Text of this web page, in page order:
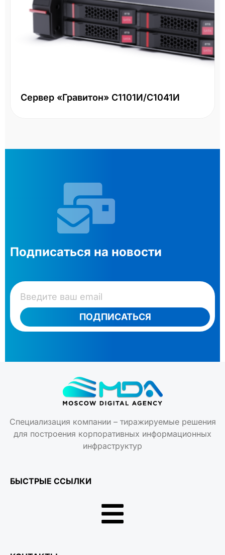
Сервер «Гравитон» С1101И/С1041И
Подписаться на новости
ПОДПИСАТЬСЯ
Специализация компании – тиражируемые решения
для построения корпоративных информационных
инфраструктур
БЫСТРЫЕ ССЫЛКИ